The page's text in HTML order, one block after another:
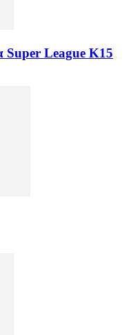
Super League K15